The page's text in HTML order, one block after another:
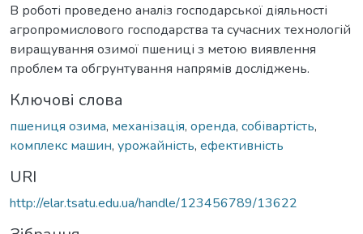
В роботі проведено аналіз господарської діяльності
агропромислового господарства та сучасних технологій
виращування озимої пшениці з метою виявлення
проблем та обгрунтування напрямів досліджень.
Ключові слова
пшениця озима, механізація, оренда, собівартість,
комплекс машин, урожайність, ефективність
URI
http://elar.tsatu.edu.ua/handle/123456789/13622